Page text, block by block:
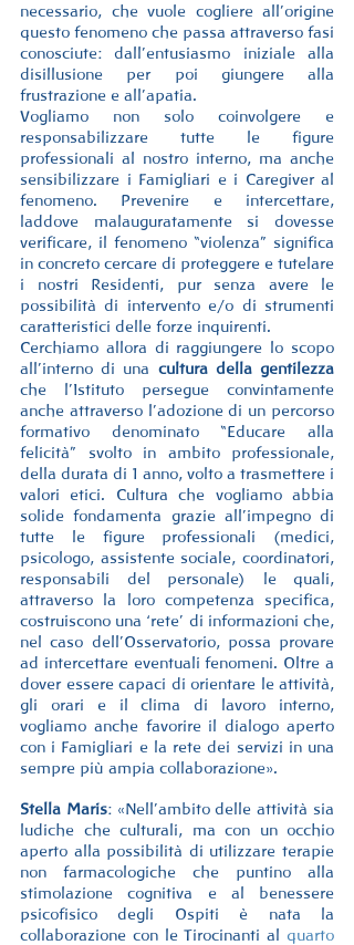
necessario, che vuole cogliere all’origine
questo fenomeno che passa attraverso fasi
conosciute: dall’entusiasmo iniziale alla
disillusione per poi giungere alla
frustrazione e all’apatia.
Vogliamo non solo coinvolgere e
responsabilizzare tutte le figure
professionali al nostro interno, ma anche
sensibilizzare i Famigliari e i Caregiver al
fenomeno. Prevenire e intercettare,
laddove malauguratamente si dovesse
verificare, il fenomeno “violenza” significa
in concreto cercare di proteggere e tutelare
i nostri Residenti, pur senza avere le
possibilità di intervento e/o di strumenti
caratteristici delle forze inquirenti.
Cerchiamo allora di raggiungere lo scopo
all’interno di una cultura della gentilezza
che l’Istituto persegue convintamente
anche attraverso l’adozione di un percorso
formativo denominato “Educare alla
felicità” svolto in ambito professionale,
della durata di 1 anno, volto a trasmettere i
valori etici. Cultura che vogliamo abbia
solide fondamenta grazie all’impegno di
tutte le figure professionali (medici,
psicologo, assistente sociale, coordinatori,
responsabili del personale) le quali,
attraverso la loro competenza specifica,
costruiscono una ‘rete’ di informazioni che,
nel caso dell’Osservatorio, possa provare
ad intercettare eventuali fenomeni. Oltre a
dover essere capaci di orientare le attività,
gli orari e il clima di lavoro interno,
vogliamo anche favorire il dialogo aperto
con i Famigliari e la rete dei servizi in una
sempre più ampia collaborazione».
Stella Maris: «Nell’ambito delle attività sia
ludiche che culturali, ma con un occhio
aperto alla possibilità di utilizzare terapie
non farmacologiche che puntino alla
stimolazione cognitiva e al benessere
psicofisico degli Ospiti è nata la
collaborazione con le Tirocinanti al quarto